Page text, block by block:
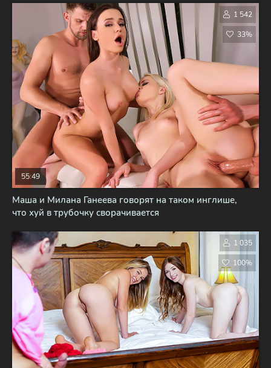
Маша и Милана Ганеева говорят на таком инглише,
что хуй в трубочку сворачивается
55:49
1 542
33%
1 035
100%